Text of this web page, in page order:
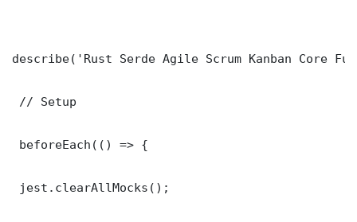
describe('Rust Serde Agile Scrum Kanban Core
// Setup
beforeEach(() => {
jest.clearAllMocks();